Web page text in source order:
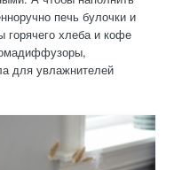
печь булочки и
горячего хлеба и кофе
для увлажнителей